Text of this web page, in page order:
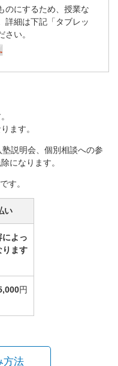
のにするため、授業な
詳細は下記「タブレッ
い。
ます。
説明会、個別相談への参
になります。
す。
い
によっ
ります
円
方法